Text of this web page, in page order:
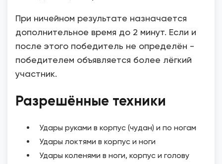
При ничейном результате назначается
дополнительное время до 2 минут. Если и
после этого победитель не определён -
победителем объявляется более лёгкий
участник.
Разрешённые техники
Удары руками в корпус (чудан) и по ногам
Удары локтями в корпус и ноги
Удары коленями в ноги, корпус и голову